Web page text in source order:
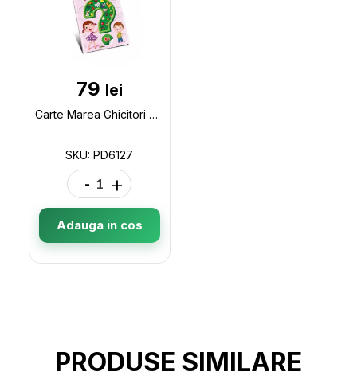
79 lei
Carte Marea Ghicitori + autocolante 5+ PD6127
SKU: PD6127
- +
Adauga in cos
PRODUSE SIMILARE